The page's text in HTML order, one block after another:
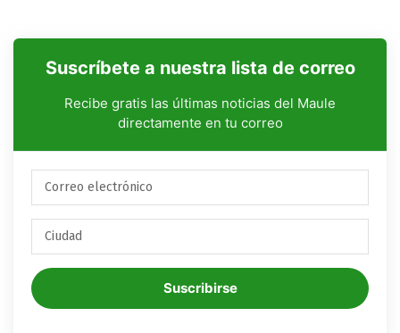
Suscríbete a nuestra lista de correo
Recibe gratis las últimas noticias del Maule
directamente en tu correo
Suscribirse